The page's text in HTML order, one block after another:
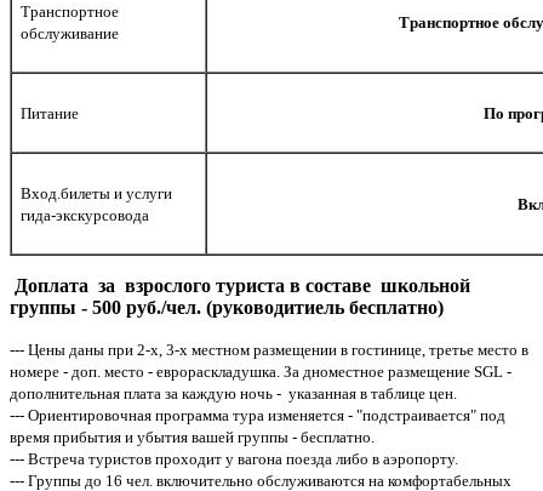
Транспортное
обслуживание
Транспортное
Питание По
Вход.билеты и услуги
гида-экскурсовода
Доплата за взрослого туриста в составе школьной
группы - 500 руб./чел. (руководитиель бесплатно)
--- Цены даны при 2-х, 3-х местном размещении в гостинице, третье место в
номере - доп. место - еврораскладушка. За дноместное размещение SGL -
дополнительная плата за каждую ночь - указанная в таблице цен.
--- Ориентировочная программа тура изменяется - "подстраивается" под
время прибытия и убытия вашей группы - бесплатно.
--- Встреча туристов проходит у вагона поезда либо в аэропорту.
--- Группы до 16 чел. включительно обслуживаются на комфортабельных